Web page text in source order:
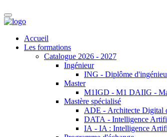
Accueil
Les formations
Catalogue 2026 - 2027
Ingénieur
ING - Diplôme
Master
M1IGD - M1 DAIIG -
Mastère spécialisé
ADE - Architecte Digital
DATA - Intelligence
IA - IA : Intelligence